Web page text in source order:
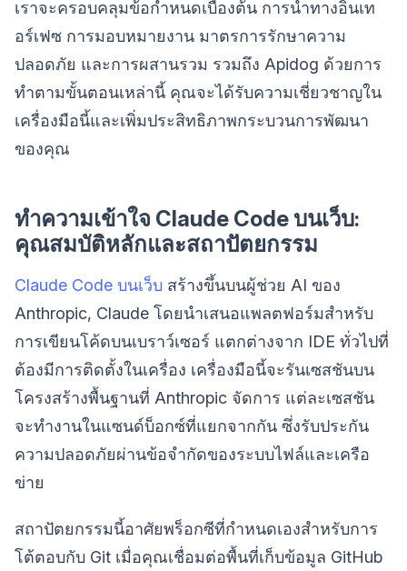
เราจะครอบคลุมข้อกำหนดเบื้องต้น การนำทางอินเท
อร์เฟซ การมอบหมายงาน มาตรการรักษาความ
ปลอดภัย และการผสานรวม รวมถึง Apidog ด้วยการ
ทำตามขั้นตอนเหล่านี้ คุณจะได้รับความเชี่ยวชาญใน
เครื่องมือนี้และเพิ่มประสิทธิภาพกระบวนการพัฒนา
ของคุณ
ทำความเข้าใจ Claude Code บนเว็บ:
คุณสมบัติหลักและสถาปัตยกรรม
Claude Code บนเว็บ สร้างขึ้นบนผู้ช่วย AI ของ
Anthropic, Claude โดยนำเสนอแพลตฟอร์มสำหรับ
การเขียนโค้ดบนเบราว์เซอร์ แตกต่างจาก IDE ทั่วไปที่
ต้องมีการติดตั้งในเครื่อง เครื่องมือนี้จะรันเซสชันบน
โครงสร้างพื้นฐานที่ Anthropic จัดการ แต่ละเซสชัน
จะทำงานในแซนด์บ็อกซ์ที่แยกจากกัน ซึ่งรับประกัน
ความปลอดภัยผ่านข้อจำกัดของระบบไฟล์และเครือ
ข่าย
สถาปัตยกรรมนี้อาศัยพร็อกซีที่กำหนดเองสำหรับการ
โต้ตอบกับ Git เมื่อคุณเชื่อมต่อพื้นที่เก็บข้อมูล GitHub